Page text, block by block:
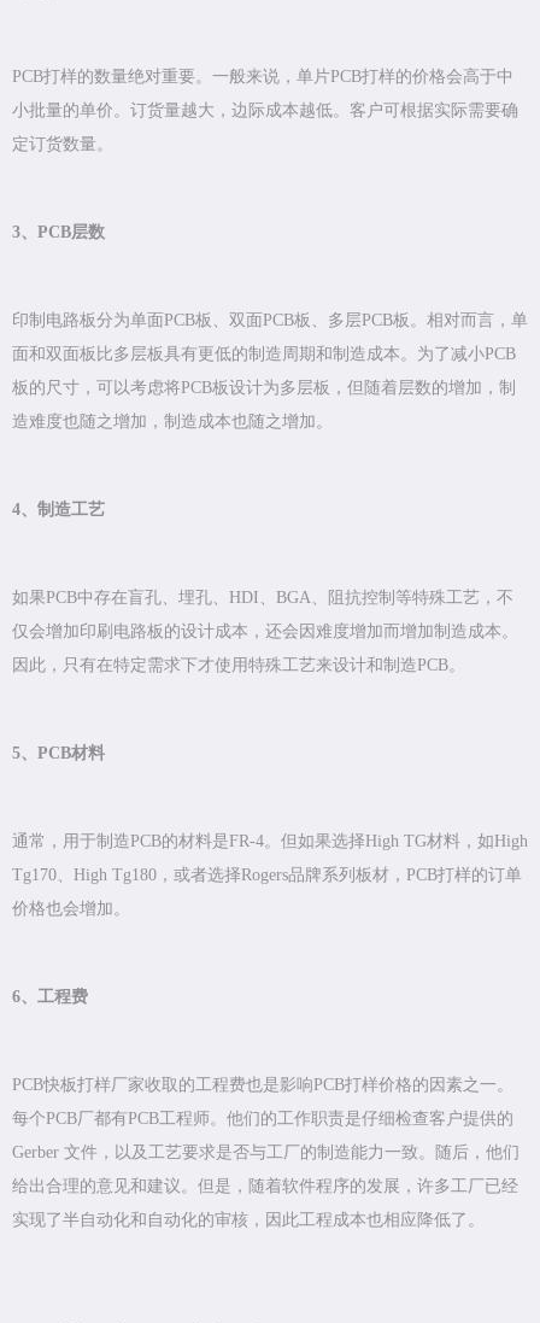
PCB打样的数量绝对重要。一般来说，单片PCB打样的价格会高于中
小批量的单价。订货量越大，边际成本越低。客户可根据实际需要确
定订货数量。
3、PCB层数
印制电路板分为单面PCB板、双面PCB板、多层PCB板。相对而言，单
面和双面板比多层板具有更低的制造周期和制造成本。为了减小PCB
板的尺寸，可以考虑将PCB板设计为多层板，但随着层数的增加，制
造难度也随之增加，制造成本也随之增加。
4、制造工艺
如果PCB中存在盲孔、埋孔、HDI、BGA、阻抗控制等特殊工艺，不
仅会增加印刷电路板的设计成本，还会因难度增加而增加制造成本。
因此，只有在特定需求下才使用特殊工艺来设计和制造PCB。
5、PCB材料
通常，用于制造PCB的材料是FR-4。但如果选择High TG材料，如High
Tg170、High Tg180，或者选择Rogers品牌系列板材，PCB打样的订单
价格也会增加。
6、工程费
PCB快板打样厂家收取的工程费也是影响PCB打样价格的因素之一。
每个PCB厂都有PCB工程师。他们的工作职责是仔细检查客户提供的
Gerber 文件，以及工艺要求是否与工厂的制造能力一致。随后，他们
给出合理的意见和建议。但是，随着软件程序的发展，许多工厂已经
实现了半自动化和自动化的审核，因此工程成本也相应降低了。